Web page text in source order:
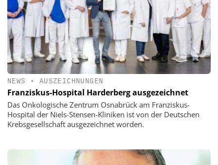
NEWS • AUSZEICHNUNGEN
Franziskus-Hospital Harderberg ausgezeichnet
Das Onkologische Zentrum Osnabrück am Franziskus-
Hospital der Niels-Stensen-Kliniken ist von der Deutschen
Krebsgesellschaft ausgezeichnet worden.